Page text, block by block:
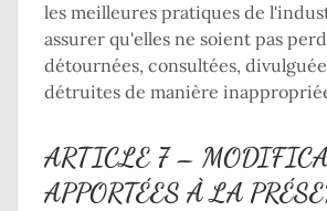
les meilleures pratiques de
assurer qu'elles ne soient pas
détournées, consultées,
détruites de manière
ARTICLE 7 –
APPORTÉES À LA